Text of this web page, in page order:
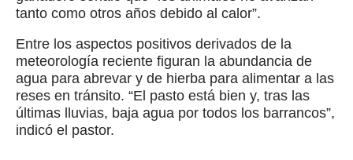
tanto como otros años debido al calor”.
Entre los aspectos positivos derivados de la
meteorología reciente figuran la abundancia de
agua para abrevar y de hierba para alimentar a las
reses en tránsito. “El pasto está bien y, tras las
últimas lluvias, baja agua por todos los barrancos”,
indicó el pastor.